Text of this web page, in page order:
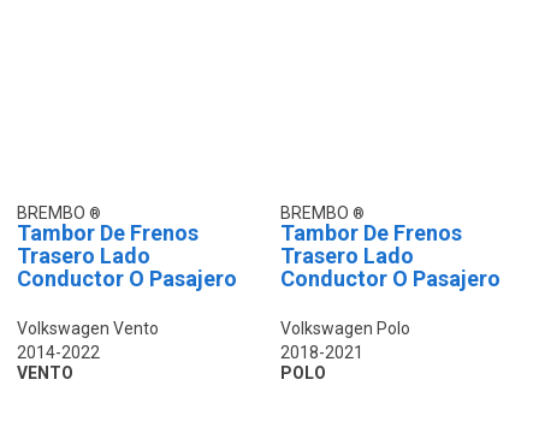
BREMBO
Tambor De Frenos
Trasero Lado
Conductor O Pasajero
Volkswagen Vento
2014-2022
VENTO
BREMBO
Tambor De Frenos
Trasero Lado
Conductor O Pasajero
Volkswagen Polo
2018-2021
POLO